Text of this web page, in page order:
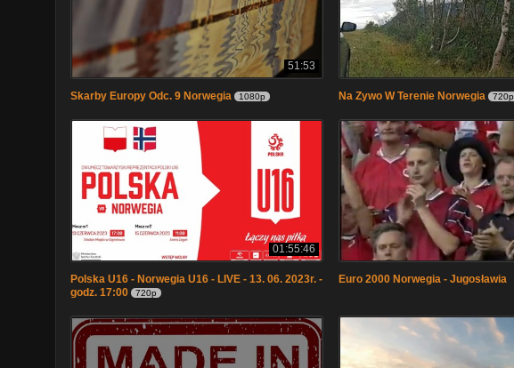
51:53
Skarby Europy Odc. 9 Norwegia 1080p Na Zywo W Terenie Norwegia 720p
01:55:46
Polska U16 - Norwegia U16 - LIVE - 13. 06. 2023r. -
godz. 17:00
720p
Euro 2000 Norwegia - Jugosławia